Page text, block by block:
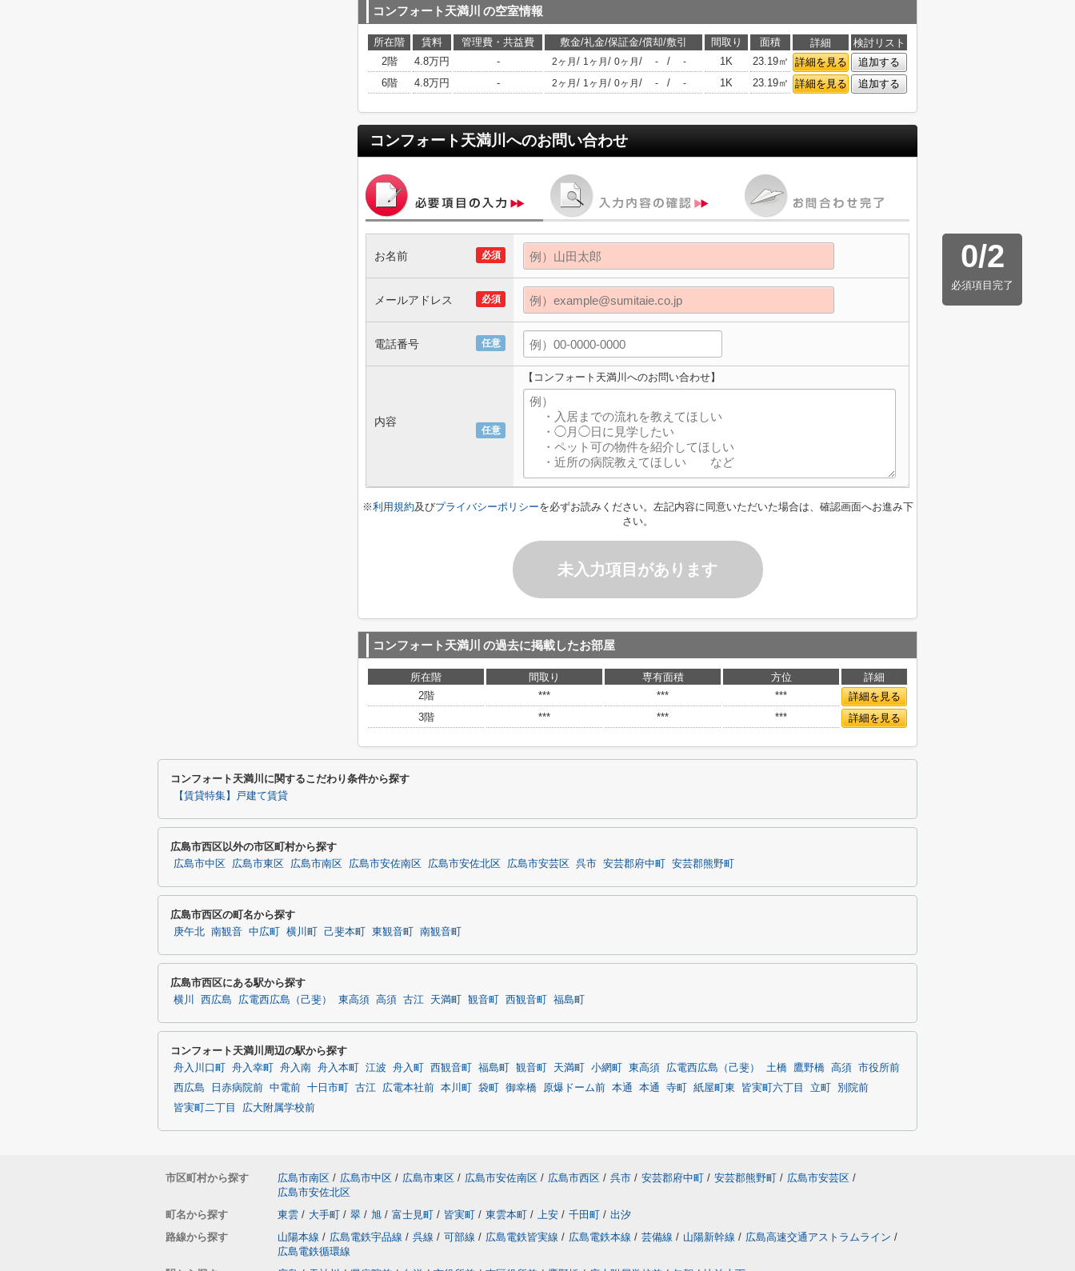
コンフォート天満川 の空室情報
所在階 賃料 管理費・共益費 敷金/礼金/保証金/償却/敷引 間取り 面積 詳細
検討リスト
2階
4.8万円 - 2ヶ月 / 1ヶ月 / 0ヶ月 / - / - 1K 23.19㎡ 詳細を見る
追加する
6階
4.8万円 - 2ヶ月 / 1ヶ月 / 0ヶ月 / - / - 1K 23.19㎡ 詳細を見る 追加する
コンフォート天満川 へのお問い合わせ
0/2
必須項目完了
必須
お名前
必須
メールアドレス
任意
電話番号
任意
内容
【コンフォート天満川へのお問い合わせ】
※利用規約及びプライバシーポリシーを必ずお読みください。左記内容に同意いただいた場合は、確認画面へお進み下
さい。
未入力項目があります
コンフォート天満川 の過去に掲載したお部屋
所在階 間取り 専有面積 方位
詳細
2階
*** *** ***
詳細を見る
3階
*** *** *** 詳細を見る
コンフォート天満川に関するこだわり条件から探す
【賃貸特集】戸建て賃貸
広島市西区以外の市区町村から探す
広島市中区 広島市東区 広島市南区 広島市安佐南区 広島市安佐北区 広島市安芸区 呉市 安芸郡府中町 安芸郡熊野町
広島市西区の町名から探す
庚午北 南観音 中広町 横川町 己斐本町 東観音町 南観音町
広島市西区にある駅から探す
横川 西広島 広電西広島（己斐） 東高須 高須 古江 天満町 観音町 西観音町 福島町
コンフォート天満川周辺の駅から探す
舟入川口町 舟入幸町 舟入南 舟入本町 江波 舟入町 西観音町 福島町 観音町 天満町 小網町 東高須 広電西広島（己斐） 土橋 鷹野橋 高須
市役所前
西広島
日赤病院前 中電前 十日市町 古江 広電本社前 本川町 袋町 御幸橋 原爆ドーム前 本通 本通 寺町 紙屋町東 皆実町六丁目 立町
別院前
皆実町二丁目
広大附属学校前
市区町村から探す 広島市南区 / 広島市中区 / 広島市東区 / 広島市安佐南区 / 広島市西区 / 呉市 / 安芸郡府中町 / 安芸郡熊野町 / 広島市安芸区 /
広島市安佐北区
町名から探す
東雲 / 大手町 / 翠 / 旭 / 富士見町 / 皆実町 / 東雲本町 / 上安 / 千田町 / 出汐
路線から探す
山陽本線 / 広島電鉄宇品線 / 呉線 / 可部線 / 広島電鉄皆実線 / 広島電鉄本線 / 芸備線 / 山陽新幹線 / 広島高速交通アストラムライン /
広島電鉄循環線